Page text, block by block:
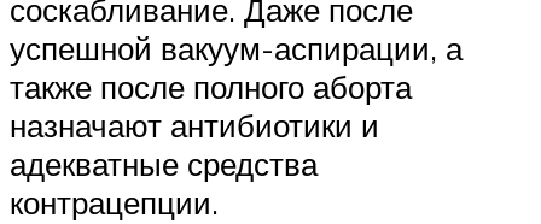
соскабливание. Даже после
успешной вакуум-аспирации, а
также после полного аборта
назначают антибиотики и
адекватные средства
контрацепции.